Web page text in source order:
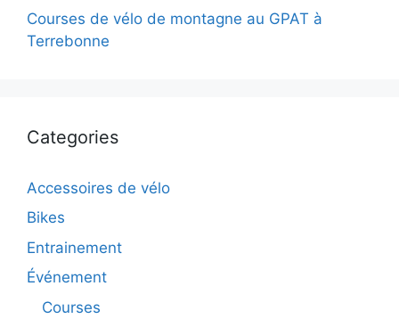
Courses de vélo de montagne au GPAT à
Terrebonne
Categories
Accessoires de vélo
Bikes
Entrainement
Événement
Courses